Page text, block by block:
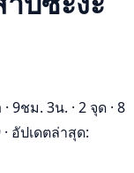
· 9ชม. 3น. · 2 จุด · 8
· อัปเดตล่าสุด: